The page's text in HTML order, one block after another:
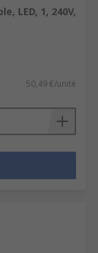
LED, 1, 240V,
50,49 €/unité